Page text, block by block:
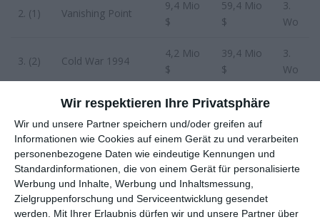
Wir respektieren Ihre Privatsphäre
Wir und unsere Partner speichern und/oder greifen auf
Informationen wie Cookies auf einem Gerät zu und verarbeiten
personenbezogene Daten wie eindeutige Kennungen und
Standardinformationen, die von einem Gerät für personalisierte
Werbung und Inhalte, Werbung und Inhaltsmessung,
Zielgruppenforschung und Serviceentwicklung gesendet
werden. Mit Ihrer Erlaubnis dürfen wir und unsere Partner über
2. (1) Vanishing Point
9,4 Mio
$
59,4 Mio
$
3.
Wo
3. (2) Cold War 1994
4,2 Mio
$
39,4 Mio
$
3.
Wo
Glennkill: Ein
1,5 Mio
1,5 Mio $
5. (4)
Der Teufel trägt
Prada 2
1,2 Mio
$
$
Wo
6. (7) Mortal Kombat II
1,0 Mio
$
2,3 Mio $
Wo